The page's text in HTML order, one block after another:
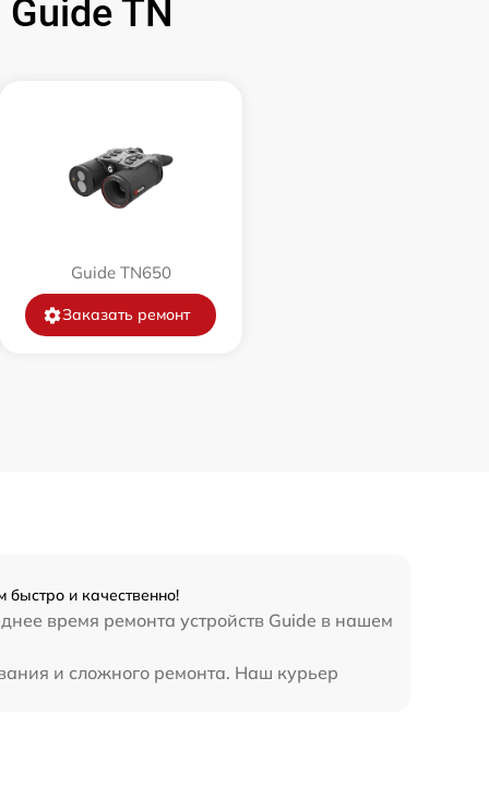
450 р
850 р
TN
Guide TN650
Заказать ремонт
и качественно!
время ремонта устройств Guide в нашем
и сложного ремонта. Наш курьер